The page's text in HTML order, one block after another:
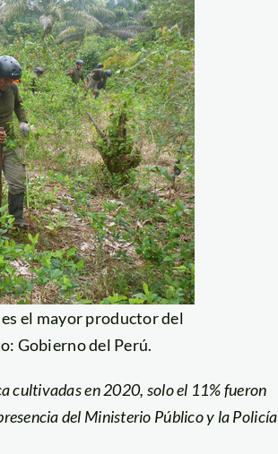
el mayor productor del
Gobierno del Perú.
cultivadas en 2020, solo el 11% fueron
del Ministerio Público y la Policía